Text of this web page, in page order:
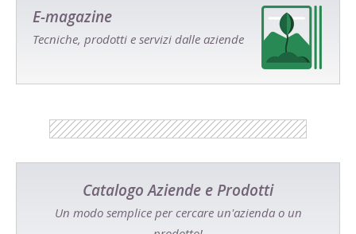
E-magazine
Tecniche, prodotti e servizi dalle aziende
Catalogo Aziende e Prodotti
Un modo semplice per cercare un'azienda o un